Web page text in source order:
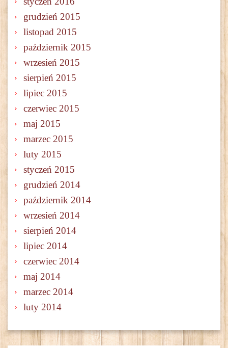
grudzień 2015
listopad 2015
październik 2015
wrzesień 2015
sierpień 2015
lipiec 2015
czerwiec 2015
maj 2015
marzec 2015
luty 2015
styczeń 2015
grudzień 2014
październik 2014
wrzesień 2014
sierpień 2014
lipiec 2014
czerwiec 2014
maj 2014
marzec 2014
luty 2014